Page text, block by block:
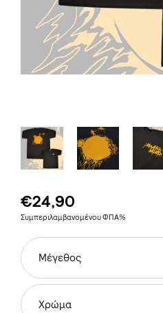
€24,90
Συμπεριλαμβανομένου ΦΠΑ%
Μέγεθος
Χρώμα